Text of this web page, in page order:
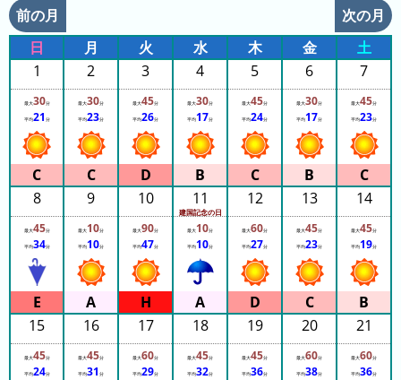
シ
ョ
ン
一
覧
ラ
ン
キ
ン
グ
の
ラ
ン
ン
グ
ラ
ン
今
月
前の月
次の月
日
月 火 水 木 金
土
1
最大30分
平均21 分
2
最大30分
平均23分
3
最大45分
平均26分
4
最大30分
平均17分
5
最大45分
平均24分
6
最大30分
平均17分
7
最大45分
平均23分
8
最大45分
平均34分
9
最大10分
平均10分
10
最大90分
平均47分
11
建国記念の日
最大10分
平均10分
12
最大60分
平均27分
13
最大45分
平均23分
14
最大45分
平均19分
15
最大45分
平均24分
16
最大45分
平均31 分
17
最大60分
平均29分
18
最大45分
平均32分
19
最大45分
平均36分
20
最大60分
平均38分
21
最大60分
平均36分